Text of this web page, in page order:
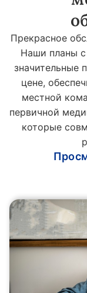
Прекрасное
Наши планы с
значительные
цене,
местной
первичной
которые